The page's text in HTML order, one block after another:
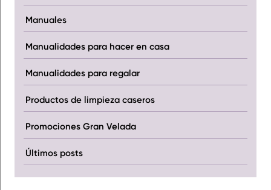
Manuales
Manualidades para hacer en casa
Manualidades para regalar
Productos de limpieza caseros
Promociones Gran Velada
Últimos posts